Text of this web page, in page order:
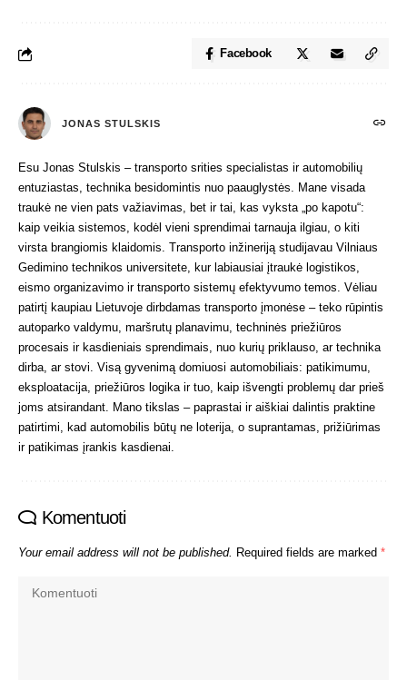
Facebook
JONAS STULSKIS
Esu Jonas Stulskis – transporto srities specialistas ir automobilių
entuziastas, technika besidomintis nuo paauglystės. Mane visada
traukė ne vien pats važiavimas, bet ir tai, kas vyksta „po kapotu“:
kaip veikia sistemos, kodėl vieni sprendimai tarnauja ilgiau, o kiti
virsta brangiomis klaidomis. Transporto inžineriją studijavau Vilniaus
Gedimino technikos universitete, kur labiausiai įtraukė logistikos,
eismo organizavimo ir transporto sistemų efektyvumo temos. Vėliau
patirtį kaupiau Lietuvoje dirbdamas transporto įmonėse – teko rūpintis
autoparko valdymu, maršrutų planavimu, techninės priežiūros
procesais ir kasdieniais sprendimais, nuo kurių priklauso, ar technika
dirba, ar stovi. Visą gyvenimą domiuosi automobiliais: patikimumu,
eksploatacija, priežiūros logika ir tuo, kaip išvengti problemų dar prieš
joms atsirandant. Mano tikslas – paprastai ir aiškiai dalintis praktine
patirtimi, kad automobilis būtų ne loterija, o suprantamas, prižiūrimas
ir patikimas įrankis kasdienai.
Komentuoti
Your email address will not be published. Required fields are marked *